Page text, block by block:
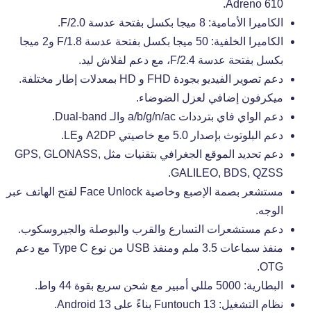
Adreno 610.
الكاميرا الأمامية: 8 ميجا بكسل بفتحة عدسة F/2.0.
الكاميرا الخلفية: 50 ميجا بكسل بفتحة عدسة F/1.8 و2 ميجا
بكسل بفتحة عدسة F/2.4، مع دعم لفلاش ليد.
دعم تصوير الفيديو بجودة FHD و HD بمعدلات إطار مختلفة.
ميكرفون إضافي لعزل الضوضاء.
دعم الواي فاي بترددات a/b/g/n/ac والـ Dual-band.
دعم البلوتوث بإصدار 5.0 مع خاصيتي A2DP وLE.
دعم تحديد الموقع الجغرافي بتقنيات مثل GPS, GLONASS,
GALILEO, BDS, QZSS.
مستشعر بصمة الإصبع وخاصية Face Unlock لفتح الهاتف عبر
الوجه.
دعم مستشعرات التسارع والقرب والبوصلة والجيروسكوب.
منفذ سماعات 3.5 ملم ومنفذ USB من نوع Type C مع دعم
OTG.
البطارية: 5000 مللي أمبير مع شحن سريع بقوة 44 واط.
نظام التشغيل: Funtouch 13 بناءً على Android 13.